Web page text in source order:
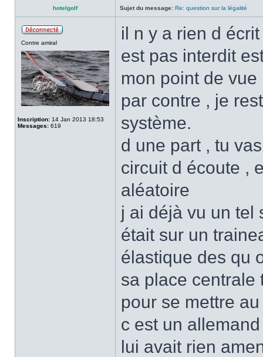
hotelgolf Sujet du message: Re: question sur la légalité
Contre amiral
Inscription: 14 Jan 2013 18:53
Messages: 619
il n y a rien d
est pas interdit
mon point de vue
par contre , je
système.
d une part , tu
circuit d écoute ,
aléatoire
j ai déjà vu un tel
était sur un
élastique des qu
sa place centrale
pour se mettre
c est un
lui avait rien